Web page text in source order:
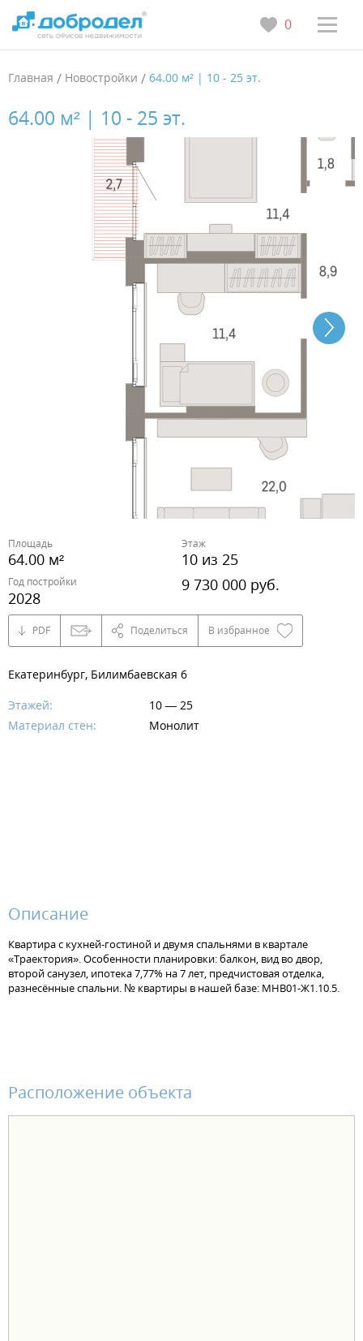
0
Главная / Новостройки / 64.00 м² | 10 - 25 эт.
64.00 м² | 10 - 25 эт.
Площадь
64.00 м²
Этаж
10 из 25
Год постройки
2028
9 730 000 руб.
PDF Поделиться В избранное
Екатеринбург, Билимбаевская 6
Этажей:
10 — 25
Материал стен:
Монолит
Описание
Квартира с кухней-гостиной и двумя спальнями в квартале
«Траектория». Особенности планировки: балкон, вид во двор,
второй санузел, ипотека 7,77% на 7 лет, предчистовая отделка,
разнесённые спальни. № квартиры в нашей базе: МНВ01-Ж1.10.5.
Расположение объекта